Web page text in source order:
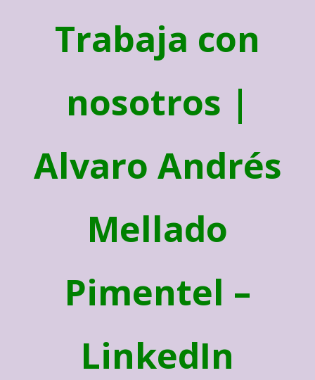
Trabaja con
nosotros |
Alvaro Andrés
Mellado
Pimentel –
LinkedIn